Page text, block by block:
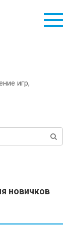
игр,
новичков